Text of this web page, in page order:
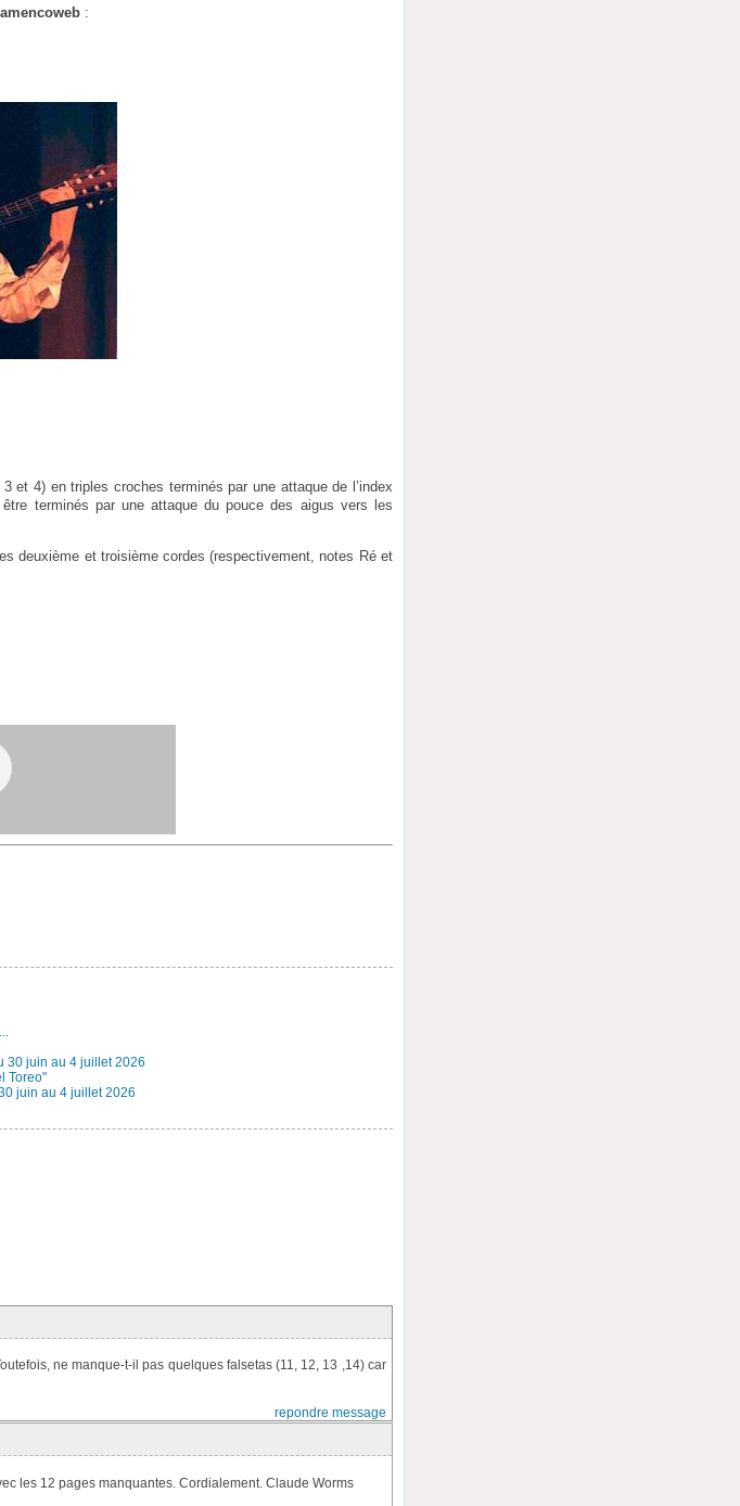
:
et 4) en triples croches terminés par une attaque de l’index
terminés par une attaque du pouce des aigus vers les
deuxième et troisième cordes (respectivement, notes Ré et
30 juin au 4 juillet 2026
Toreo"
juin au 4 juillet 2026
ne manque-t-il pas quelques falsetas (11, 12, 13 ,14) car
repondre message
les 12 pages manquantes. Cordialement. Claude Worms